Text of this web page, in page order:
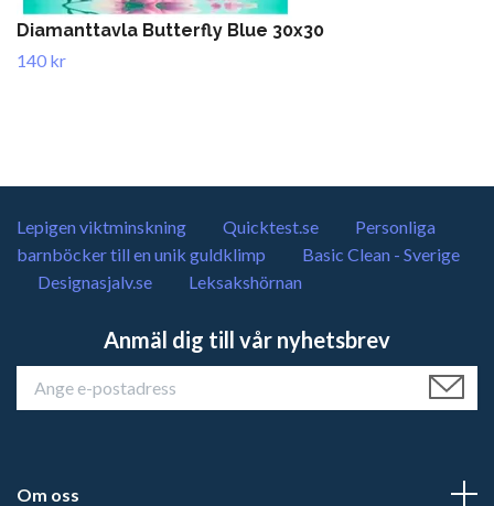
Diamanttavla Butterfly Blue 30x30
140 kr
Lepigen viktminskning Quicktest.se
Personliga
barnböcker till en unik guldklimp
Basic Clean - Sverige
Designasjalv.se
Leksakshörnan
Anmäl dig till vår nyhetsbrev
Om oss